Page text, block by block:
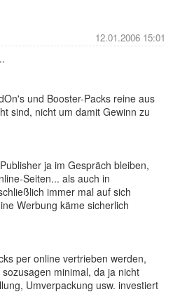
12.01.2006 15:01
und Booster-Packs reine aus
sind, nicht um damit Gewinn zu
ja im Gespräch bleiben,
Seiten... als auch in
immer mal auf sich
Werbung käme sicherlich
per online vertrieben werden,
minimal, da ja nicht
Umverpackung usw. investiert